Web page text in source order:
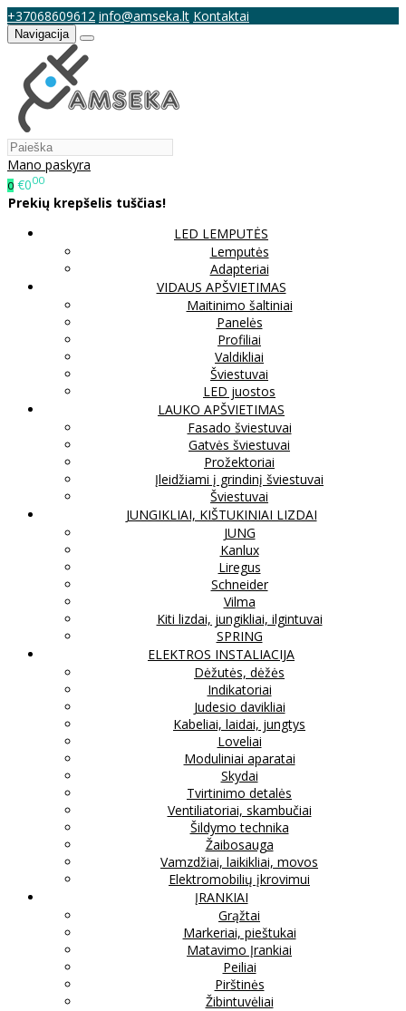
+37068609612 info@amseka.lt Kontaktai
Navigacija
Mano paskyra
0 €000
Prekių krepšelis tuščias!
LED LEMPUTĖS
Lemputės
Adapteriai
VIDAUS APŠVIETIMAS
Maitinimo šaltiniai
Panelės
Profiliai
Valdikliai
Šviestuvai
LED juostos
LAUKO APŠVIETIMAS
Fasado šviestuvai
Gatvės šviestuvai
Prožektoriai
Įleidžiami į grindinį šviestuvai
Šviestuvai
JUNGIKLIAI, KIŠTUKINIAI LIZDAI
JUNG
Kanlux
Liregus
Schneider
Vilma
Kiti lizdai, jungikliai, ilgintuvai
SPRING
ELEKTROS INSTALIACIJA
Dėžutės, dėžės
Indikatoriai
Judesio davikliai
Kabeliai, laidai, jungtys
Loveliai
Moduliniai aparatai
Skydai
Tvirtinimo detalės
Ventiliatoriai, skambučiai
Šildymo technika
Žaibosauga
Vamzdžiai, laikikliai, movos
Elektromobilių įkrovimui
ĮRANKIAI
Grąžtai
Markeriai, pieštukai
Matavimo Įrankiai
Peiliai
Pirštinės
Žibintuvėliai